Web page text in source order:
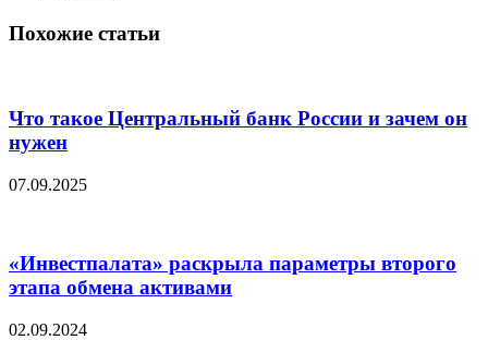
Похожие статьи
Что такое Центральный банк России и зачем он
нужен
07.09.2025
«Инвестпалата» раскрыла параметры второго
этапа обмена активами
02.09.2024